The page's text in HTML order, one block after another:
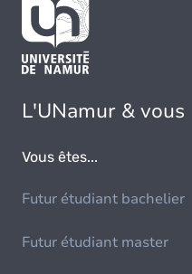
L'UNamur & vous
Vous êtes...
Futur étudiant bachelier
Futur étudiant master